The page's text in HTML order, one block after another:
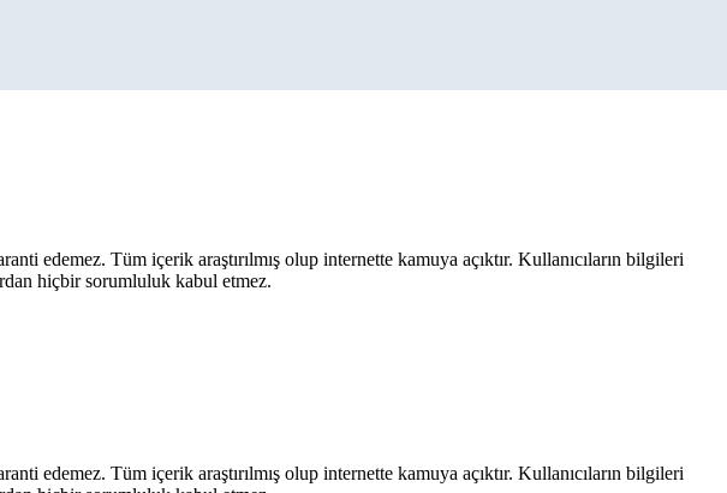
edemez. Tüm içerik araştırılmış olup internette kamuya açıktır. Kullanıcıların bilgileri
hiçbir sorumluluk kabul etmez.
edemez. Tüm içerik araştırılmış olup internette kamuya açıktır. Kullanıcıların bilgileri